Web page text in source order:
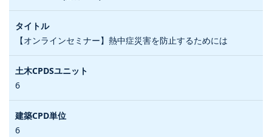
【オンラインセミナー】熱中症災害を防止するためには
6
6